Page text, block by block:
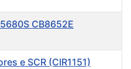
CB8652E
e SCR (CIR1151)